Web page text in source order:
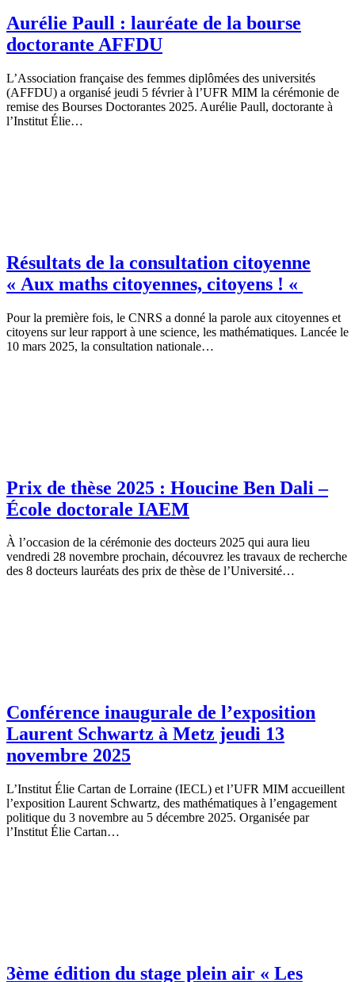
Aurélie Paull : lauréate de la bourse
doctorante AFFDU
L’Association française des femmes diplômées des universités
(AFFDU) a organisé jeudi 5 février à l’UFR MIM la cérémonie de
remise des Bourses Doctorantes 2025. Aurélie Paull, doctorante à
l’Institut Élie…
Résultats de la consultation citoyenne
« Aux maths citoyennes, citoyens ! «
Pour la première fois, le CNRS a donné la parole aux citoyennes et
citoyens sur leur rapport à une science, les mathématiques. Lancée le
10 mars 2025, la consultation nationale…
Prix de thèse 2025 : Houcine Ben Dali –
École doctorale IAEM
À l’occasion de la cérémonie des docteurs 2025 qui aura lieu
vendredi 28 novembre prochain, découvrez les travaux de recherche
des 8 docteurs lauréats des prix de thèse de l’Université…
Conférence inaugurale de l’exposition
Laurent Schwartz à Metz jeudi 13
novembre 2025
L’Institut Élie Cartan de Lorraine (IECL) et l’UFR MIM accueillent
l’exposition Laurent Schwartz, des mathématiques à l’engagement
politique du 3 novembre au 5 décembre 2025. Organisée par
l’Institut Élie Cartan…
3ème édition du stage plein air « Les